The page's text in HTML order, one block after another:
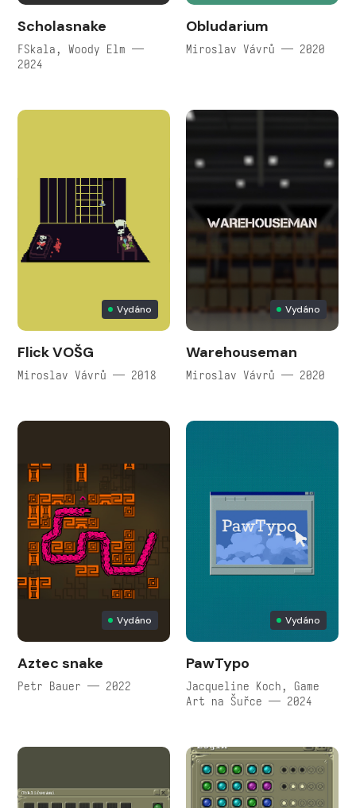
Scholasnake
FSkala, Woody Elm —
2024
Obludarium
Miroslav Vávrů — 2020
Vydáno
Flick VOŠG
Miroslav Vávrů — 2018
Vydáno
Warehouseman
Miroslav Vávrů — 2020
Vydáno
Aztec snake
Petr Bauer — 2022
Vydáno
PawTypo
Jacqueline Koch, Game
Art na Šuřce — 2024